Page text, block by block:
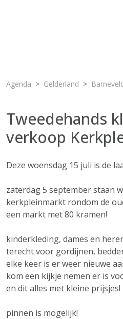
Agenda Gelderland
Tweedehands
verkoop
Deze woensdag 15 juli is de
zaterdag 5 september staan
kerkpleinmarkt rondom de
een markt met 80 kramen!
kinderkleding, dames en
terecht voor gordijnen,
elke keer is er weer nieuwe
kom een kijkje nemen er is
en dit alles met kleine prijsjes!
pinnen is mogelijk!